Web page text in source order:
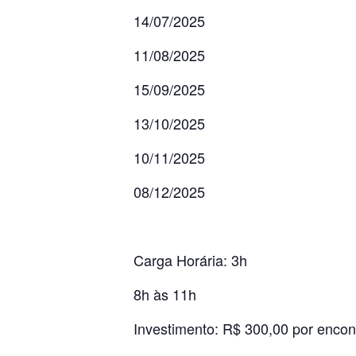
14/07/2025
11/08/2025
15/09/2025
13/10/2025
10/11/2025
08/12/2025
Carga Horária: 3h
8h às 11h
Investimento: R$ 300,00 por